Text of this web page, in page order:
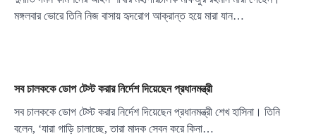
মঙ্গলবার ভোরে তিনি নিজ বাসায় হৃদরোগ আক্রান্ত হয়ে মারা যান…
সব চালককে ডোপ টেস্ট করার নির্দেশ দিয়েছেন প্রধানমন্ত্রী
সব চালককে ডোপ টেস্ট করার নির্দেশ দিয়েছেন প্রধানমন্ত্রী শেখ হাসিনা। তিনি
বলেন, ‘যারা গাড়ি চালাচ্ছে, তারা মাদক সেবন করে কিনা…